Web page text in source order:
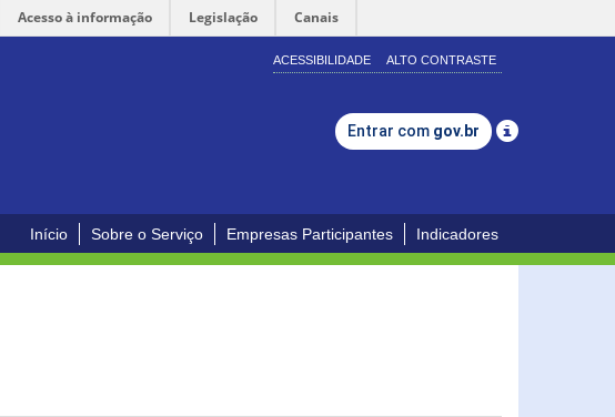
Acesso à informação Legislação Canais
ACESSIBILIDADE ALTO CONTRASTE
Entrar com gov.br
Início Sobre o Serviço Empresas Participantes Indicadores